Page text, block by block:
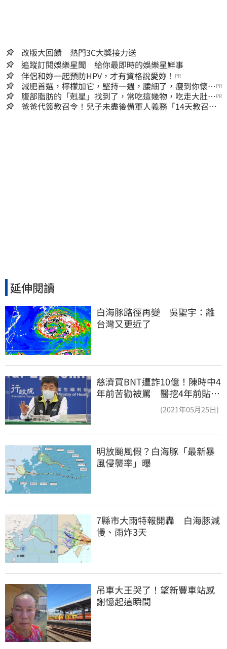
改版大回饋 熱門3C大獎接力送
追蹤訂閱娛樂星聞 給你最即時的娛樂星鮮事
伴侶和妳一起預防HPV，才有資格說愛妳！ PR
減肥首選，檸檬加它，堅持一週，腰細了，瘦到你懷疑
人生
PR
腹部脂肪的「剋星」找到了，常吃這幾物，吃走大肚
囊，瘦出小蠻腰
PR
爸爸代簽教召令！兒子未盡後備軍人義務「14天教召不
延伸閱讀
白海豚路徑再變　吳聖宇：離
台灣又更近了
慈濟買BNT遭詐10億！陳時中4
年前苦勸被罵 醫挖4年前貼
(2021年05月25日)
明放颱風假？白海豚「最新暴
風侵襲率」曝
7縣市大雨特報開轟　白海豚減
慢、雨炸3天
吊車大王哭了！望新豐車站感
謝憶起這瞬間